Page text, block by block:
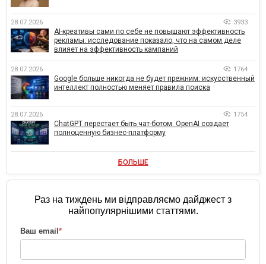
28.07.2026 3933
AI-креативы сами по себе не повышают эффективность
рекламы: исследование показало, что на самом деле
влияет на эффективность кампаний
28.07.2026 1764
Google больше никогда не будет прежним: искусственный
интеллект полностью меняет правила поиска
28.07.2026 1754
ChatGPT перестает быть чат-ботом. OpenAI создает
полноценную бизнес-платформу
БОЛЬШЕ
Раз на тиждень ми відправляємо дайджест з
найпопулярнішими статтями.
Ваш email*